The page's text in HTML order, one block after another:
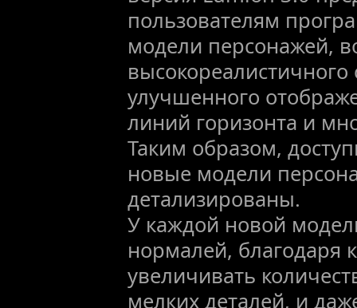
пользователям
модели персонажей,
улучшенного
линий горизонта и
Таким образом,
новые модели
детализированы.
У каждой новой
нормалей, благодаря
увеличивать
мелких деталей, и